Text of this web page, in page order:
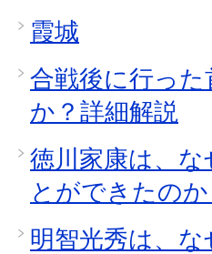
霞城
合戦後に行っ
か？詳細解説
徳川家康は、な
とができたのか
明智光秀は、な